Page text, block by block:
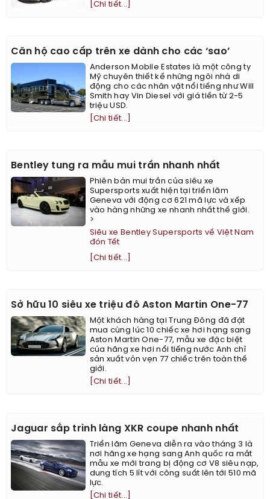
[Chi tiết...]
Căn hộ cao cấp trên xe dành cho các ‘sao’
Anderson Mobile Estates là một công ty
Mỹ chuyên thiết kế những ngôi nhà di
động cho các nhân vật nổi tiếng như Will
Smith hay Vin Diesel với giá tiền từ 2-5
triệu USD.
[Chi tiết...]
Bentley tung ra mẫu mui trần nhanh nhất
Phiên bản mui trần của siêu xe
Supersports xuất hiện tại triển lãm
Geneva với động cơ 621 mã lực và xếp
vào hàng những xe nhanh nhất thế giới.
>
Siêu xe Bentley Supersports về Việt Nam
đón Tết
[Chi tiết...]
Sở hữu 10 siêu xe triệu đô Aston Martin One-77
Một khách hàng tại Trung Đông đã đặt
mua cùng lúc 10 chiếc xe hơi hạng sang
Aston Martin One-77, mẫu xe đặc biệt
của hãng xe hơi nổi tiếng nước Anh chỉ
sản xuất vỏn vẹn 77 chiếc trên toàn thế
giới.
[Chi tiết...]
Jaguar sắp trình làng XKR coupe nhanh nhất
Triển lãm Geneva diễn ra vào tháng 3 là
nơi hãng xe hạng sang Anh quốc ra mắt
mẫu xe mới trang bị động cơ V8 siêu nạp,
dung tích 5 lít với công suất lên tới 510 mã
lực.
[Chi tiết...]